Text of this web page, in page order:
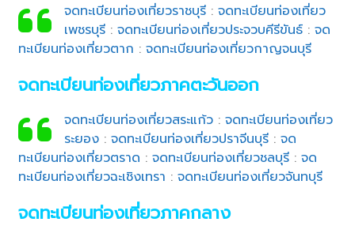
จดทะเบียนท่องเที่ยวราชบุรี: จดทะเบียนท่องเที่ยว
เพชรบุรี: จดทะเบียนท่องเที่ยวประจวบคีรีขันธ์: จด
ทะเบียนท่องเที่ยวตาก :จดทะเบียนท่องเที่ยวกาญจนบุรี
จดทะเบียนท่องเที่ยวภาคตะวันออก
จดทะเบียนท่องเที่ยวสระแก้ว: จดทะเบียนท่องเที่ยว
ระยอง: จดทะเบียนท่องเที่ยวปราจีนบุรี: จด
ทะเบียนท่องเที่ยวตราด :จดทะเบียนท่องเที่ยวชลบุรี :จด
ทะเบียนท่องเที่ยวฉะเชิงเทรา :จดทะเบียนท่องเที่ยวจันทบุรี
จดทะเบียนท่องเที่ยวภาคกลาง